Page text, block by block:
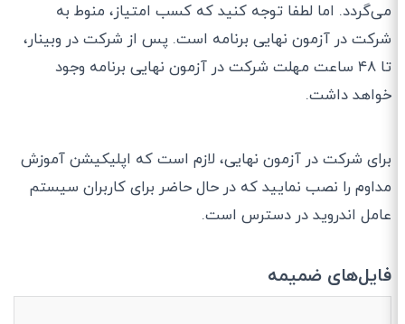
می‌گردد. اما لطفا توجه کنید که کسب امتیاز، منوط به
شرکت در آزمون نهایی برنامه است. پس از شرکت در وبینار،
تا ۴۸ ساعت مهلت شرکت در آزمون نهایی برنامه وجود
خواهد داشت.
برای شرکت در آزمون نهایی، لازم است که اپلیکیشن آموزش
مداوم را نصب نمایید که در حال حاضر برای کاربران سیستم
عامل اندروید در دسترس است.
فایل‌های ضمیمه